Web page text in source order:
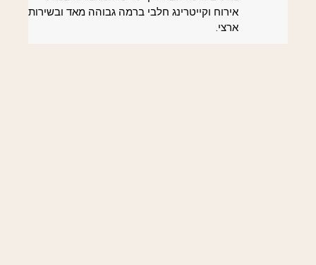
אירוח וקייטרינג חלבי ברמה גבוהה מאד ובשירות
ארצי.